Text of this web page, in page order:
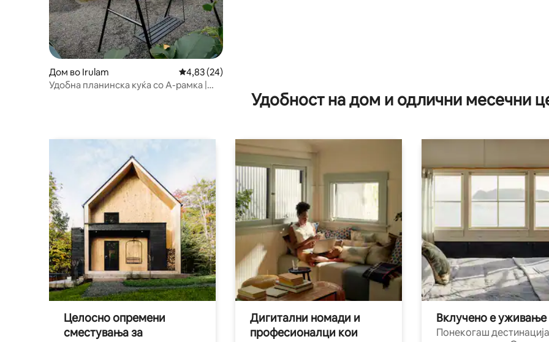
Дом во Irulam Просечна оцена: 4,83 од 5, 24 рецензии
4,83 (24)
Удобна планинска куќа со А-рамка |
Удобност на дом и одлични месечни
Целосно опремени
сместувања за
Дигитални номади и
професионалци кои
Вклучено е уживање
Понекогаш